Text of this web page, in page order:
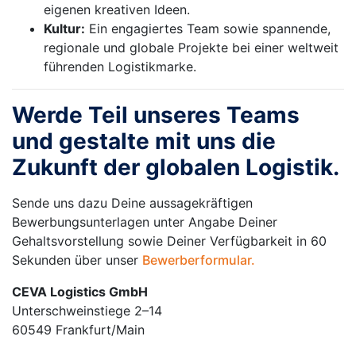
eigenen kreativen Ideen.
Kultur: Ein engagiertes Team sowie spannende,
regionale und globale Projekte bei einer weltweit
führenden Logistikmarke.
Werde Teil unseres Teams
und gestalte mit uns die
Zukunft der globalen Logistik.
Sende uns dazu Deine aussagekräftigen
Bewerbungsunterlagen unter Angabe Deiner
Gehaltsvorstellung sowie Deiner Verfügbarkeit in 60
Sekunden über unser Bewerberformular.
CEVA Logistics GmbH
Unterschweinstiege 2–14
60549 Frankfurt/Main